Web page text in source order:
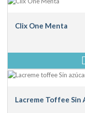
Clix One Menta
Lacreme Toffee Sin